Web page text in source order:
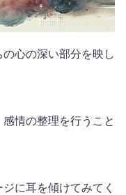
の心の深い部分を映し
情の整理を行うこと
に耳を傾けてみてく